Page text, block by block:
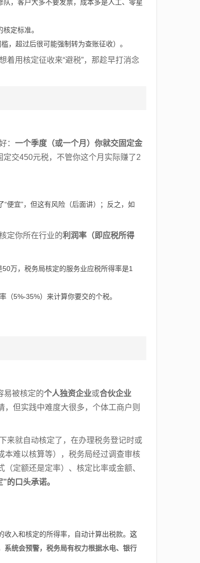
，客户大多不要发票，成本多是人工、零星
定标准。
，超过后很可能强制转为查账征收）。
用核定征收来“避税”，那趁早打消念
： 一个季度（或一个月）你就交固定金
交450元税，不管你这个月实际赚了2
便宜”，但这有风险（后面讲）；反之，如
定你所在行业的利润率（即应税所得
万，税务局核定的服务业应税所得率是1
（5%-35%）来计算你要交的个税。
易被核定的个人独资企业或合伙企业
，但实践中难度大很多，个体工商户则
来就自动核定了，在办理税务登记时或
本难以核算等），税务局经过调查审核
定额还是定率）、核定比率或金额、
的口头承诺。
收入和核定的所得率，自动计算出税款。 这
系统会预警，税务局有权力根据水电、银行